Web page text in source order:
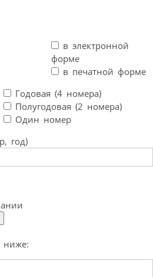
в электронной
форме
в печатной форме
Годовая (4 номера)
Полугодовая (2 номера)
Один номер
год)
ниже: